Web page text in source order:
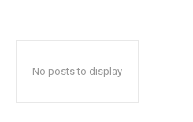
No posts to display